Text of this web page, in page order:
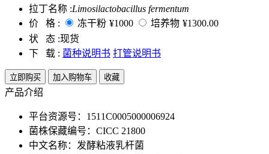
拉丁名称 :Limosilactobacillus fermentum
价 格 :
冻干粉 ¥1000 培养物 ¥1300.00
状 态 :现货
下 载 : 菌种说明书 打管说明书
立即购买 加入购物车 收藏
产品介绍
平台资源号：1511C0005000006924
菌株保藏编号：CICC 21800
中文名称：发酵粘液乳杆菌